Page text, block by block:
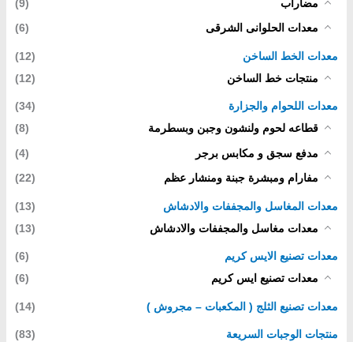
مضاراب
(9)
معدات الحلوانى الشرقى
(6)
معدات الخط الساخن
(12)
منتجات خط الساخن
(12)
معدات اللحوام والجزارة
(34)
قطاعه لحوم ولنشون وجبن وبسطرمة
(8)
مدفع سجق و مكابس برجر
(4)
مفارام ومبشرة جبنة ومنشار عظم
(22)
معدات المغاسل والمجففات والادشاش
(13)
معدات مغاسل والمجففات والادشاش
(13)
معدات تصنيع الايس كريم
(6)
معدات تصنيع ايس كريم
(6)
معدات تصنيع الثلج ( المكعبات – مجروش ) (14)
منتجات الوجبات السريعة
(83)